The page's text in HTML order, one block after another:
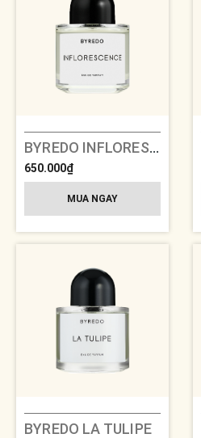
BYREDO INFLORESCENCE
650.000₫
MUA NGAY
BYREDO LA TULIPE